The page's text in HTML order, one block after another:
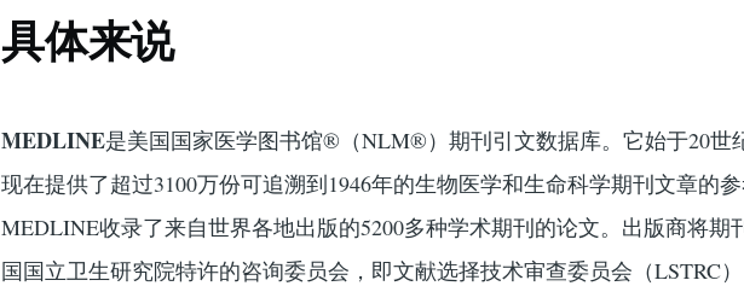
具体来说
MEDLINE是美国国家医学图书馆®（NLM®）期刊引文数据库。它始于20世
现在提供了超过3100万份可追溯到1946年的生物医学和生命科学期刊文章的参
MEDLINE收录了来自世界各地出版的5200多种学术期刊的论文。出版商将期
国国立卫生研究院特许的咨询委员会，即文献选择技术审查委员会（LSTRC